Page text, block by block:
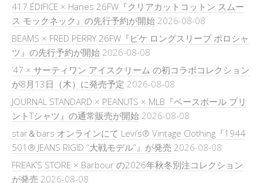
417 ÉDIFICE × Hanes 26FW『クリアカットコットン スムー
ス モックネック』の先行予約が開始 2026-08-08
BEAMS × FRED PERRY 26FW『ピケ ロングスリーブ ポロシャ
ツ』の先行予約が開始 2026-08-08
’47 × サーティワン アイスクリーム の初コラボコレクション
が8月13日（木）に発売予定 2026-08-08
JOURNAL STANDARD × PEANUTS × MLB『ベースボール プリ
ントTシャツ』の通常販売が開始 2026-08-08
star＆bars オンラインにて Levi’s® Vintage Clothing『1944
501® JEANS RIGID “大戦モデル”』が発売 2026-08-08
FREAK’S STORE × Barbour の2026年秋冬別注コレクション
が発売 2026-08-08